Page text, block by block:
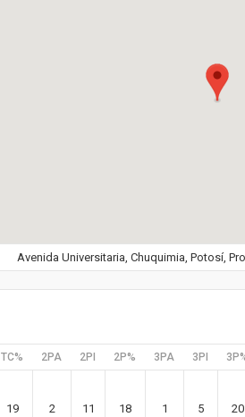
Avenida Universitaria, Chuquimia, Potosí,
TC% 2PA 2PI 2P% 3PA 3PI
19 2 11 18 1 5 20